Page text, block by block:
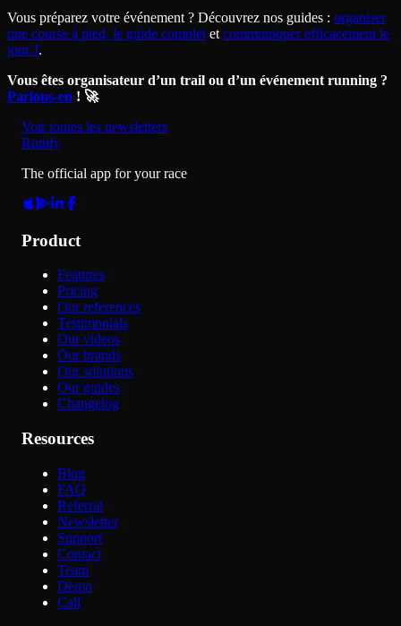
Vous préparez votre événement ? Découvrez nos guides : organiser
une course à pied, le guide complet et communiquer efficacement le
jour J.
Vous êtes organisateur d’un trail ou d’un événement running ?
Parlons-en ! 🚀
Voir toutes les newsletters
Runify
The official app for your race
Product
Features
Pricing
Our references
Testimonials
Our videos
Our brands
Our solutions
Our guides
Changelog
Resources
Blog
FAQ
Referral
Newsletter
Support
Contact
Team
Demo
Call